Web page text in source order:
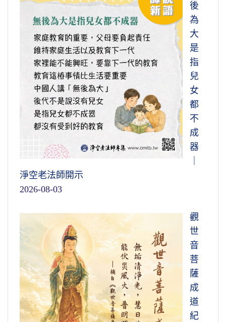
後
為
大
是
指
兒
女
都
不
成
器
淨空老法師開示
2026-08-03
觀
世
音
菩
薩
成
道
紀